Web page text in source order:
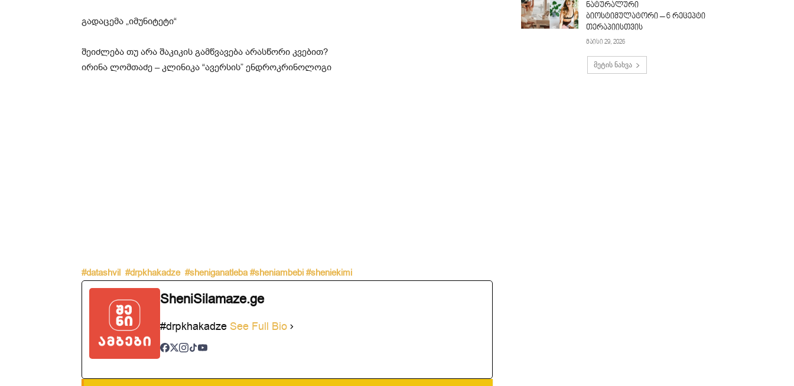
გადაცემა „იმუნიტეტი“
შეიძლება თუ არა შაკიკის გამწვავება არასწორი კვებით?
ირინა ლომთაძე – კლინიკა “ავერსის” ენდროკრინოლოგი
#datashvil #drpkhakadze #sheniganatleba #sheniambebi #sheniekimi
SheniSilamaze.ge
#drpkhakadze See Full Bio
ნატურალური
ბიოსტიმულატორი – 6 რეცეპტი
თერაპიისთვის
მაისი 29, 2026
მეტის ნახვა